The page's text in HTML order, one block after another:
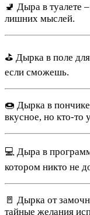
🚽 Дыра в туалете
лишних мыслей.
⛳ Дырка в поле
если сможешь.
🍩 Дырка в
вкусное, но кто-то
💻 Дыра в
котором никто не
🚪 Дырка от
тайные желания